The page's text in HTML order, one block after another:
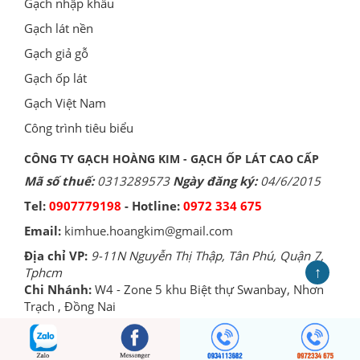
Gạch lát nền
Gạch giả gỗ
Gạch ốp lát
Gạch Việt Nam
Công trình tiêu biểu
CÔNG TY GẠCH HOÀNG KIM - GẠCH ỐP LÁT CAO CẤP
Mã số thuế:0313289573Ngày đăng ký:04/6/2015
Tel: 0907779198 - Hotline: 0972 334 675
Email: kimhue.hoangkim@gmail.com
Địa chỉ VP: 9-11N Nguyễn Thị Thập, Tân Phú, Quận 7,
Tphcm
Chi Nhánh: W4 - Zone 5 khu Biệt thự Swanbay, Nhơn
Trạch , Đồng Nai
↑